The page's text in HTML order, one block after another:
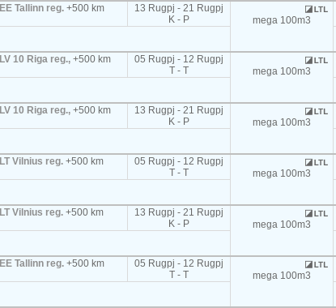
EE Tallinn reg. +500 km
13 Rugpj - 21 Rugpj
K - P
mega 100m3
LV 10 Riga reg., +500 km
05 Rugpj - 12 Rugpj
T - T
mega 100m3
LV 10 Riga reg., +500 km
13 Rugpj - 21 Rugpj
K - P
mega 100m3
LT Vilnius reg. +500 km
05 Rugpj - 12 Rugpj
T - T
mega 100m3
LT Vilnius reg. +500 km
13 Rugpj - 21 Rugpj
K - P
mega 100m3
EE Tallinn reg. +500 km
05 Rugpj - 12 Rugpj
T - T
mega 100m3